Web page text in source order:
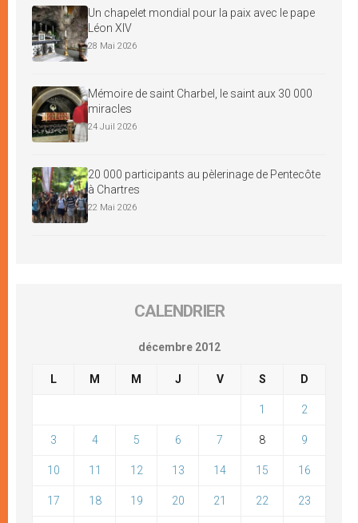
Un chapelet mondial pour la paix avec le pape
Léon XIV
28 Mai 2026
Mémoire de saint Charbel, le saint aux 30 000
miracles
24 Juil 2026
20 000 participants au pèlerinage de Pentecôte
à Chartres
22 Mai 2026
CALENDRIER
décembre 2012
L M M J V S D
1 2
3 4 5 6 7 8 9
10 11 12 13 14 15 16
17 18 19 20 21 22 23